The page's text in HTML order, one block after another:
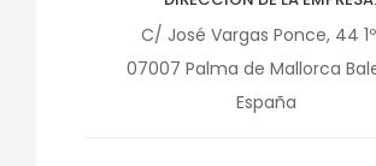
C/ José Vargas Ponce, 44
07007 Palma de Mallorca
España